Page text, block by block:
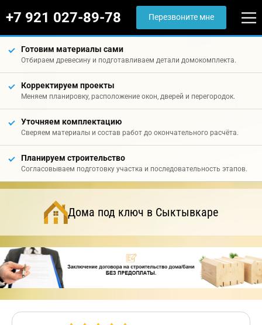
+7 921 027-89-78 Перезвоните мне
Готовим материалы сами
Отбираем древесину и подготавливаем детали домокомплекта.
Корректируем проекты
Меняем планировку, расположение окон, дверей и перегородок.
Уточняем комплектацию
Сверяем материалы и состав работ до окончательного расчёта.
Планируем строительство
Согласовываем подготовку участка и последовательность этапов.
Дома под ключ в Сыктывкаре